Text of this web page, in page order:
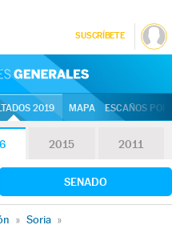
SUSCRÍBETE
2019 MAPA ESCAÑOS
2015 2011
SENADO
» Soria »